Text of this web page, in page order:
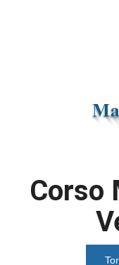
Corso